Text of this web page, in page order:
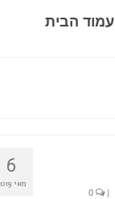
עמוד הבית
6
מאי 2019
|
0